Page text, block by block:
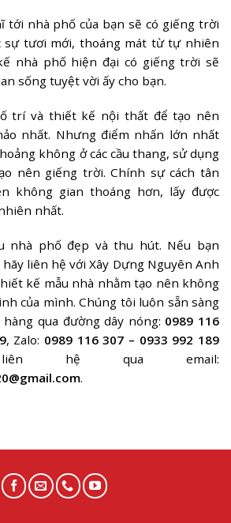
tới nhà phố của bạn sẽ có giếng trời
sự tươi mới, thoáng mát từ tự nhiên
nhà phố hiện đại có giếng trời sẽ
sống tuyệt vời ấy cho bạn.
trí và thiết kế nội thất để tạo nên
nhất. Nhưng điểm nhấn lớn nhất
không ở các cầu thang, sử dụng
nên giếng trời. Chính sự cách tân
không gian thoáng hơn, lấy được
nhất.
nhà phố đẹp và thu hút. Nếu bạn
liên hệ với Xây Dựng Nguyên Anh
kế mẫu nhà nhằm tạo nên không
của mình. Chúng tôi luôn sẵn sàng
qua đường dây nóng: 0989 116
, Zalo: 0989 116 307 – 0933 992 189
hệ qua email:
.